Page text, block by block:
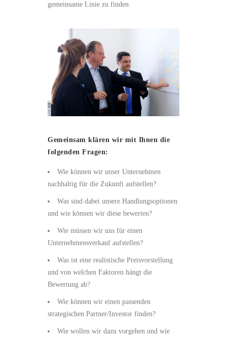
gemeinsame Linie zu finden.
Gemeinsam klären wir mit Ihnen die
folgenden Fragen:
Wie können wir unser Unternehmen
nachhaltig für die Zukunft aufstellen?
Was sind dabei unsere Handlungsoptionen
und wie können wir diese bewerten?
Wie müssen wir uns für einen
Unternehmensverkauf aufstellen?
Was ist eine realistische Preisvorstellung
und von welchen Faktoren hängt die
Bewertung ab?
Wie können wir einen passenden
strategischen Partner/Investor finden?
Wie wollen wir dazu vorgehen und wie